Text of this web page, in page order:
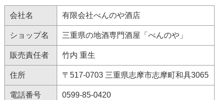
会社名 有限会社べんのや酒店
ショップ名 三重県の地酒専門酒屋「べんのや」
販売責任者 竹内 重生
住所 〒517-0703 三重県志摩市志摩町和具3065
電話番号 0599-85-0420